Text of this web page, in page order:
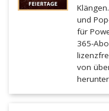
und
für
365-
von